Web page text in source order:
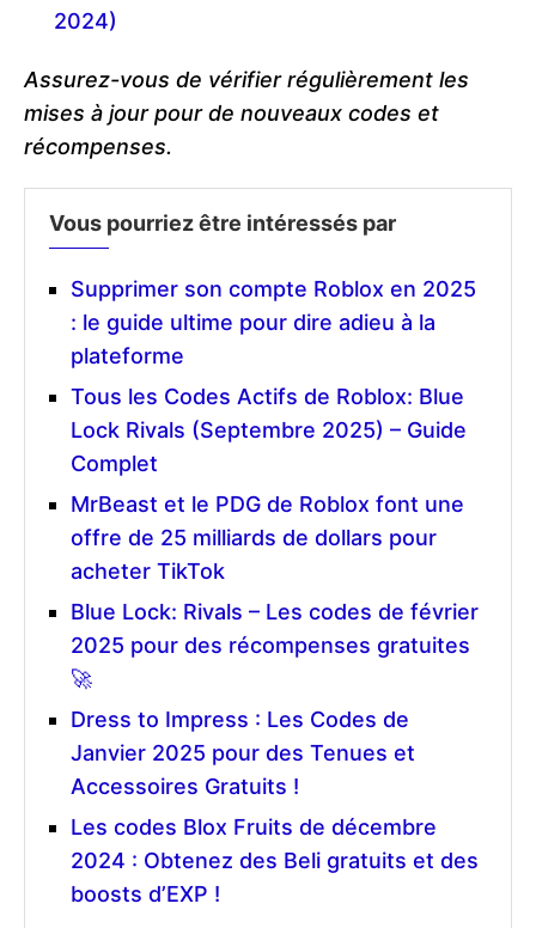
2024)
Assurez-vous de vérifier régulièrement les
mises à jour pour de nouveaux codes et
récompenses.
Vous pourriez être intéressés par
Supprimer son compte Roblox en 2025
: le guide ultime pour dire adieu à la
plateforme
Tous les Codes Actifs de Roblox: Blue
Lock Rivals (Septembre 2025) – Guide
Complet
MrBeast et le PDG de Roblox font une
offre de 25 milliards de dollars pour
acheter TikTok
Blue Lock: Rivals – Les codes de février
2025 pour des récompenses gratuites
🚀
Dress to Impress : Les Codes de
Janvier 2025 pour des Tenues et
Accessoires Gratuits !
Les codes Blox Fruits de décembre
2024 : Obtenez des Beli gratuits et des
boosts d’EXP !